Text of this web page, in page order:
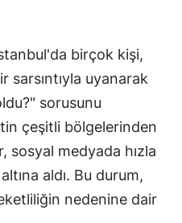
birçok kişi,
sarsıntıyla uyanarak
sorusunu
çeşitli bölgelerinden
sosyal medyada hızla
aldı. Bu durum,
nedenine dair